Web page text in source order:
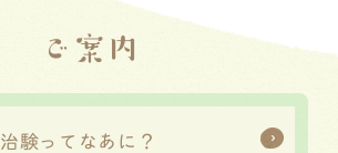
ご案内
治験ってなあに？